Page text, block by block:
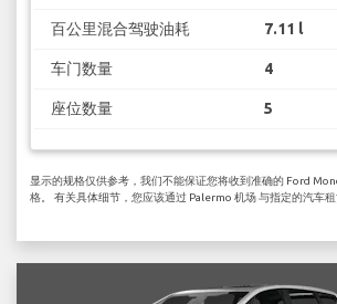
百公里混合驾驶油耗 7.11 l
车门数量 4
座位数量 5
显示的规格仅供参考，我们不能保证您将收到准确的 Ford
格。 有关具体细节，您应该通过 Palermo 机场 与指定的汽车租